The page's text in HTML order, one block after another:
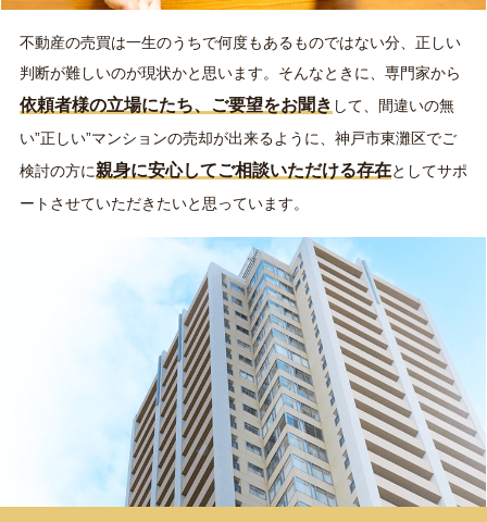
不動産の売買は一生のうちで何度もあるものではない分、正しい
判断が難しいのが現状かと思います。そんなときに、専門家から
依頼者様の立場にたち、ご要望をお聞き して、間違いの無
い”正しい”マンションの売却が出来るように、神戸市東灘区でご
検討の方に親身に安心してご相談いただける存在としてサポ
ートさせていただきたいと思っています。